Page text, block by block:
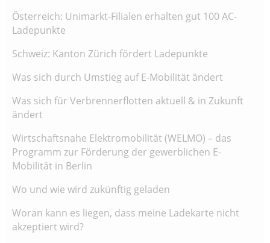
Österreich: Unimarkt-Filialen erhalten gut 100 AC-
Ladepunkte
Schweiz: Kanton Zürich fördert Ladepunkte
Was sich durch Umstieg auf E-Mobilität ändert
Was sich für Verbrennerflotten aktuell & in Zukunft
ändert
Wirtschaftsnahe Elektromobilität (WELMO) – das
Programm zur Förderung der gewerblichen E-
Mobilität in Berlin
Wo und wie wird zukünftig geladen
Woran kann es liegen, dass meine Ladekarte nicht
akzeptiert wird?